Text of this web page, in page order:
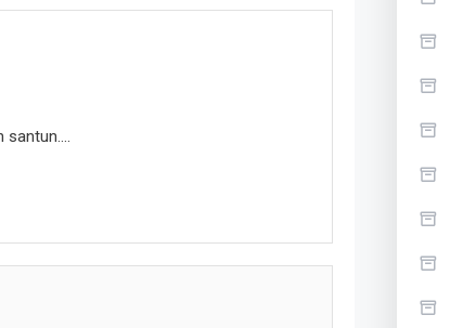
santun….